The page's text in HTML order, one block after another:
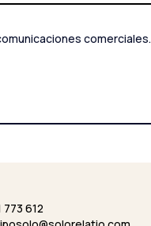
comerciales.
773 612